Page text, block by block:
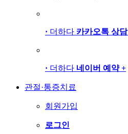
· 더하다 카카오톡 상담
· 더하다 네이버 예약 +
관절·통증치료
회원가입
로그인